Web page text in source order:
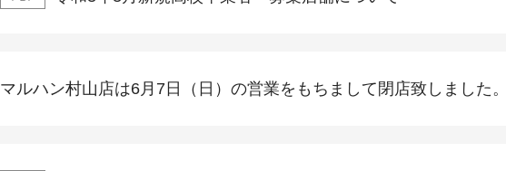
マルハン村山店は6月7日（日）の営業をもちまして閉店致しました